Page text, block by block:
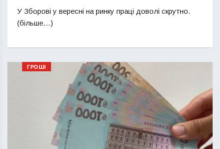
У Зборові у вересні на ринку праці доволі скрутно.
(більше…)
ГРОШІ